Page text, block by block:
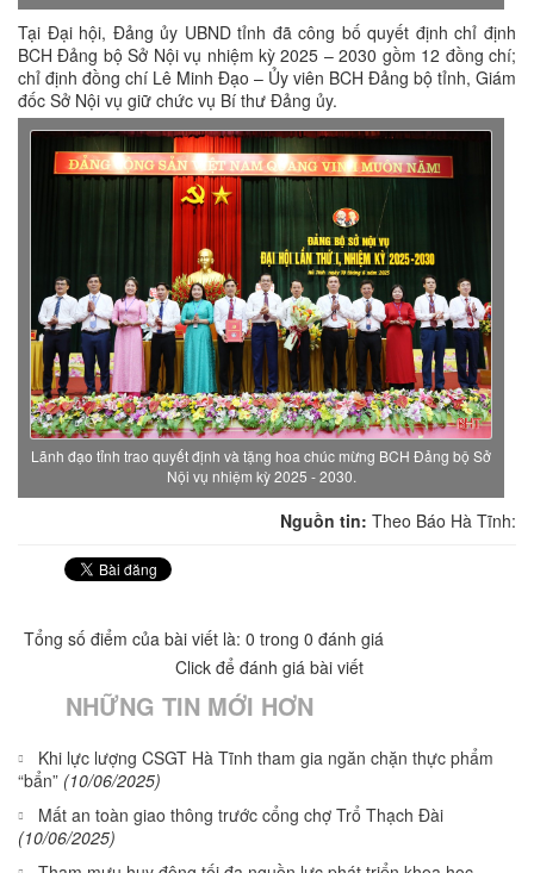
Tại Đại hội, Đảng ủy UBND tỉnh đã công bố quyết định chỉ định
BCH Đảng bộ Sở Nội vụ nhiệm kỳ 2025 – 2030 gồm 12 đồng chí;
chỉ định đồng chí Lê Minh Đạo – Ủy viên BCH Đảng bộ tỉnh, Giám
đốc Sở Nội vụ giữ chức vụ Bí thư Đảng ủy.
Lãnh đạo tỉnh trao quyết định và tặng hoa chúc mừng BCH Đảng bộ Sở
Nội vụ nhiệm kỳ 2025 - 2030.
Nguồn tin: Theo Báo Hà Tĩnh:
Tổng số điểm của bài viết là: 0 trong 0 đánh giá
Click để đánh giá bài viết
NHỮNG TIN MỚI HƠN
Khi lực lượng CSGT Hà Tĩnh tham gia ngăn chặn thực phẩm
“bẩn” (10/06/2025)
Mất an toàn giao thông trước cổng chợ Trổ Thạch Đài
(10/06/2025)